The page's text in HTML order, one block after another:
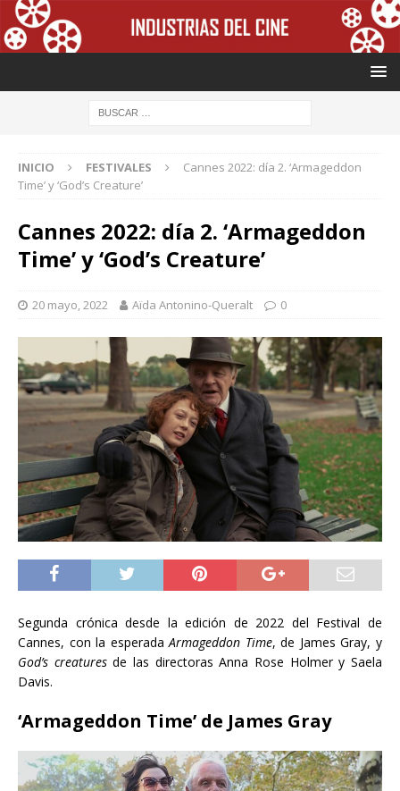
INICIO FESTIVALES
Cannes 2022: día 2. ‘Armageddon
Time’ y ‘God’s Creature’
Cannes 2022: día 2. ‘Armageddon
Time’ y ‘God’s Creature’
20 mayo, 2022 Aïda Antonino-Queralt 0
Segunda crónica desde la edición de 2022 del Festival de
Cannes, con la esperada Armageddon Time, de James Gray, y
God’s creaturesde las directoras Anna Rose Holmer y Saela
Davis.
‘Armageddon Time’ de James Gray